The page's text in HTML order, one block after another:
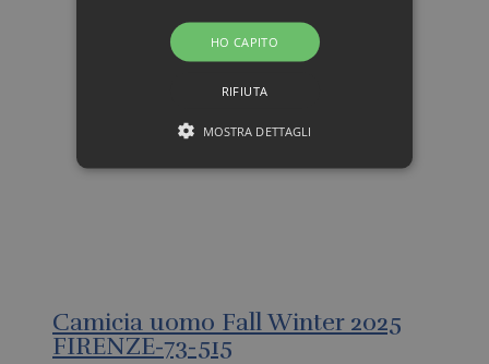
Camicia uomo Fall Winter 2025
FIRENZE-73-515
HO CAPITO
RIFIUTA
MOSTRA DETTAGLI